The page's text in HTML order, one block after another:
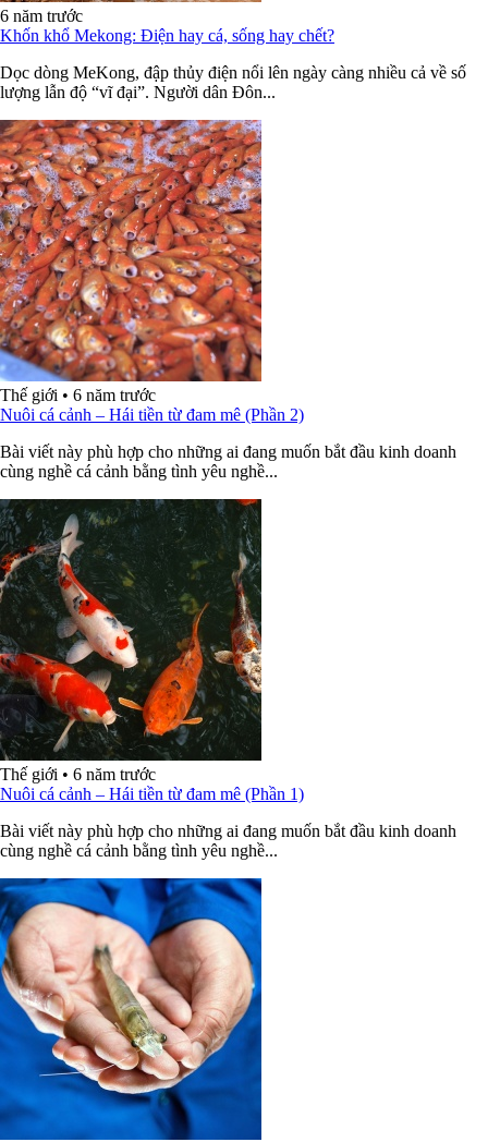
6 năm trước
Khốn khổ Mekong: Điện hay cá, sống hay chết?
Dọc dòng MeKong, đập thủy điện nổi lên ngày càng nhiều cả về số
lượng lẫn độ “vĩ đại”. Người dân Đôn...
Thế giới • 6 năm trước
Nuôi cá cảnh – Hái tiền từ đam mê (Phần 2)
Bài viết này phù hợp cho những ai đang muốn bắt đầu kinh doanh
cùng nghề cá cảnh bằng tình yêu nghề...
Thế giới • 6 năm trước
Nuôi cá cảnh – Hái tiền từ đam mê (Phần 1)
Bài viết này phù hợp cho những ai đang muốn bắt đầu kinh doanh
cùng nghề cá cảnh bằng tình yêu nghề...